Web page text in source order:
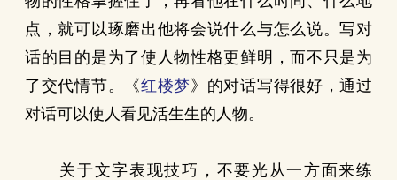
点，就可以琢磨出他将会说什么与怎么说。写对
话的目的是为了使人物性格更鲜明，而不只是为
了交代情节。《红楼梦 》的对话写得很好，通过
对话可以使人看见活生生的人物。
关于文字表现技巧，不要光从一方面来练